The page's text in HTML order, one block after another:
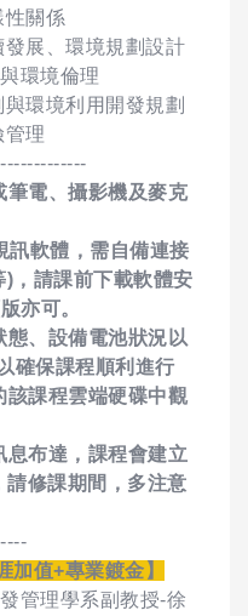
性關係
發展、環境規劃設計
環境倫理
環境利用開發規劃
管理
筆電、攝影機及麥克
軟體，需自備連接
，請課前下載軟體安
亦可。
、設備電池狀況以
確保課程順利進行
該課程雲端硬碟中觀
布達，課程會建立
修課期間，多注意
加值+專業鍍金】
管理學系副教授-徐